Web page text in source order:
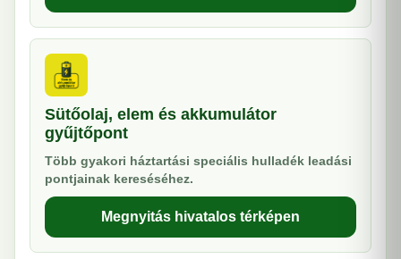
Sütőolaj, elem és akkumulátor
gyűjtőpont
Több gyakori háztartási speciális hulladék leadási
pontjainak kereséséhez.
Megnyitás hivatalos térképen